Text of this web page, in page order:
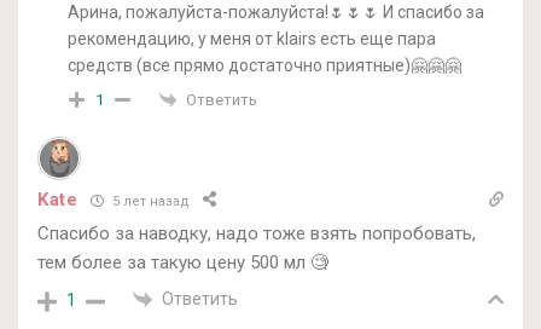
Арина, пожалуйста-пожалуйста!🌷🌷🌷 И спасибо за
рекомендацию, у меня от klairs есть еще пара
средств (все прямо достаточно приятные)🤗🤗🤗
1 Ответить
Kate 5 лет назад
Спасибо за наводку, надо тоже взять попробовать,
тем более за такую цену 500 мл 🧐
1 Ответить